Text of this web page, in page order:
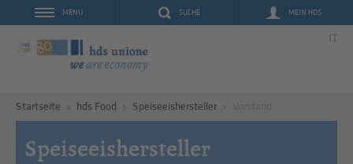
SUCHE MEIN HDS
MENU
IT
Startseite hds Food Speiseeishersteller
Speiseeishersteller